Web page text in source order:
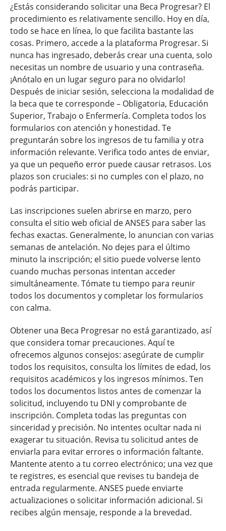
¿Estás considerando solicitar una Beca Progresar? El
procedimiento es relativamente sencillo. Hoy en día,
todo se hace en línea, lo que facilita bastante las
cosas. Primero, accede a la plataforma Progresar. Si
nunca has ingresado, deberás crear una cuenta, solo
necesitas un nombre de usuario y una contraseña.
¡Anótalo en un lugar seguro para no olvidarlo!
Después de iniciar sesión, selecciona la modalidad de
la beca que te corresponde – Obligatoria, Educación
Superior, Trabajo o Enfermería. Completa todos los
formularios con atención y honestidad. Te
preguntarán sobre los ingresos de tu familia y otra
información relevante. Verifica todo antes de enviar,
ya que un pequeño error puede causar retrasos. Los
plazos son cruciales: si no cumples con el plazo, no
podrás participar.
Las inscripciones suelen abrirse en marzo, pero
consulta el sitio web oficial de ANSES para saber las
fechas exactas. Generalmente, lo anuncian con varias
semanas de antelación. No dejes para el último
minuto la inscripción; el sitio puede volverse lento
cuando muchas personas intentan acceder
simultáneamente. Tómate tu tiempo para reunir
todos los documentos y completar los formularios
con calma.
Obtener una Beca Progresar no está garantizado, así
que considera tomar precauciones. Aquí te
ofrecemos algunos consejos: asegúrate de cumplir
todos los requisitos, consulta los límites de edad, los
requisitos académicos y los ingresos mínimos. Ten
todos los documentos listos antes de comenzar la
solicitud, incluyendo tu DNI y comprobante de
inscripción. Completa todas las preguntas con
sinceridad y precisión. No intentes ocultar nada ni
exagerar tu situación. Revisa tu solicitud antes de
enviarla para evitar errores o información faltante.
Mantente atento a tu correo electrónico; una vez que
te registres, es esencial que revises tu bandeja de
entrada regularmente. ANSES puede enviarte
actualizaciones o solicitar información adicional. Si
recibes algún mensaje, responde a la brevedad.